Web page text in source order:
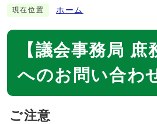
現在位置 ホーム
【議会事務局 庶
へのお問い合わ
ご注意